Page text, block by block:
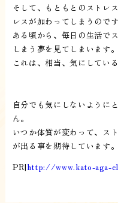
そして、もともとのストレ
レスが加わってしまうのです
ある頃から、毎日の生活で
しまう夢を見てしまいます。
これは、相当、気にしてい
自分でも気にしないように
ん。
いつか体質が変わって、ス
が出る事を期待しています。
PR|http://www.kato-aga-